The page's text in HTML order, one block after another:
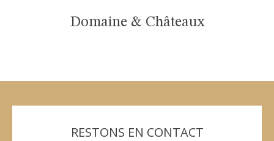
Domaine & Châteaux
RESTONS EN CONTACT